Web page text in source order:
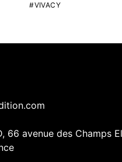
VIVACY
66 avenue des Champs